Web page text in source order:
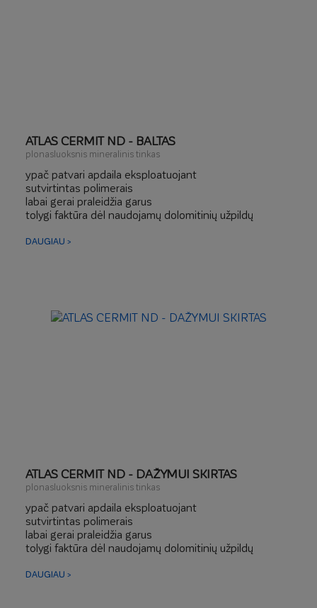
ATLAS CERMIT ND - BALTAS
plonasluoksnis mineralinis tinkas
ypač patvari apdaila eksploatuojant
sutvirtintas polimerais
labai gerai praleidžia garus
tolygi faktūra dėl naudojamų dolomitinių užpildų
DAUGIAU >
ATLAS CERMIT ND - DAŽYMUI SKIRTAS
plonasluoksnis mineralinis tinkas
ypač patvari apdaila eksploatuojant
sutvirtintas polimerais
labai gerai praleidžia garus
tolygi faktūra dėl naudojamų dolomitinių užpildų
DAUGIAU >